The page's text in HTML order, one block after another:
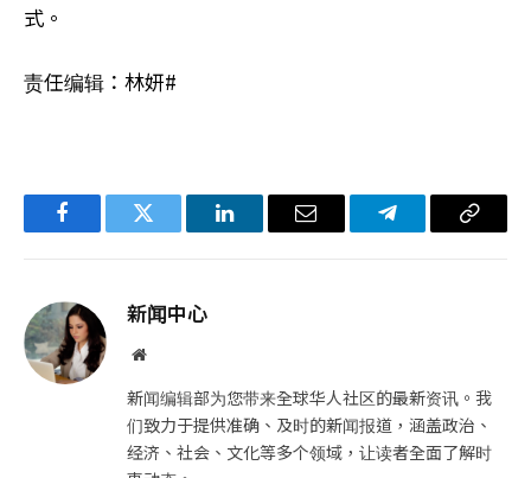
式。
责任编辑：林妍#
FacebookTwitter LinkedIn电
Telegram复
新闻中心
网
新闻编辑部为您带来全球华人社区的最新资讯。我
们致力于提供准确、及时的新闻报道，涵盖政治、
经济、社会、文化等多个领域，让读者全面了解时